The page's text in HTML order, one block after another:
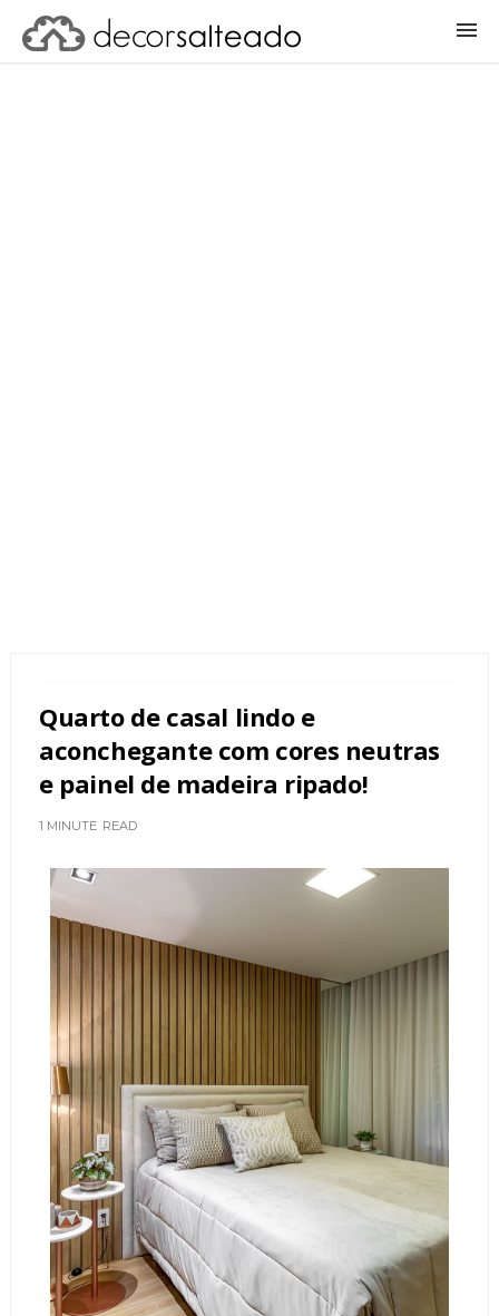
Quarto de casal lindo e
aconchegante com cores neutras
e painel de madeira ripado!
1 MINUTE READ